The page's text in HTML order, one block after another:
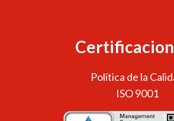
Política de la
ISO 9001